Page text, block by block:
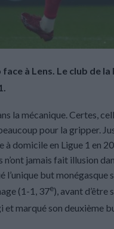
à Lens. Le club de
la mécanique. Certes,
pour la gripper.
à domicile en Ligue 1 en
n’ont jamais fait illusion
but
(1-1, 37e), avant
et marqué son deuxième